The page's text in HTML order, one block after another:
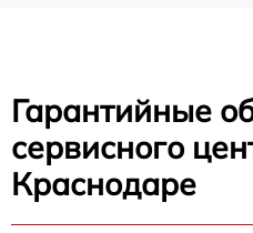
Гарантийные
сервисного
Краснодаре